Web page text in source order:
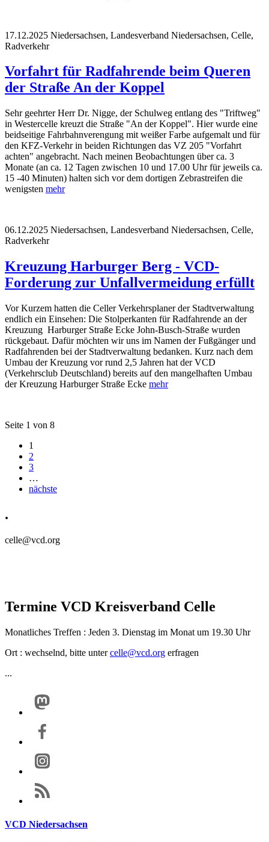
17.12.2025 Niedersachsen, Landesverband Niedersachsen, Celle,
Radverkehr
Vorfahrt für Radfahrende beim Queren
der Straße An der Koppel
Sehr geehrter Herr Dr. Nigge, der Schulweg entlang des "Triftweg"
in Westercelle kreuzt die Straße "An der Koppel". Hier wurde eine
beidseitige Fahrbahnverengung mit weißer Farbe aufgemalt und für
den KFZ-Verkehr in beiden Richtungen das VZ 205 "Vorfahrt
achten" angebracht. Nach meinen Beobachtungen über ca. 3
Monate (an ca. 12 Tagen zwischen 10 und 17.00 Uhr für jeweils ca.
15 -40 Minuten) halten sich vor dem dortigen Zebrastreifen die
wenigsten mehr
06.12.2025 Niedersachsen, Landesverband Niedersachsen, Celle,
Radverkehr
Kreuzung Harburger Berg - VCD-
Forderung zur Unfallvermeidung erfüllt
Vor Kurzem hatten die Celler Verkehrsplaner der Stadtverwaltung
endlich ein Einsehen: Die Stolperkanten für Radfahrende an der
Kreuzung Harburger Straße Ecke John-Busch-Straße wurden
rückgebaut. Dafür möchten wir uns im Namen der Fußgänger und
Radfahrenden bei der Stadtverwaltung bedanken. Kurz nach dem
Umbau der Kreuzung vor rund 2,5 Jahren hat der VCD
(Verkehrsclub Deutschland) bereits auf den mangelhaften Umbau
der Kreuzung Harburger Straße Ecke mehr
Seite 1 von 8
1
2
3
…
nächste
.
celle@vcd.org
Termine VCD Kreisverband Celle
Monatliches Treffen : Jeden 3. Dienstag im Monat um 19.30 Uhr
Ort : wechselnd, bitte untercelle@vcd.org erfragen
...
VCD Niedersachsen